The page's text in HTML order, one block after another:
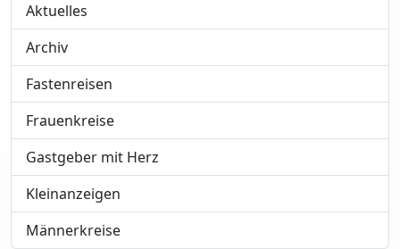
Aktuelles
Archiv
Fastenreisen
Frauenkreise
Gastgeber mit Herz
Kleinanzeigen
Männerkreise